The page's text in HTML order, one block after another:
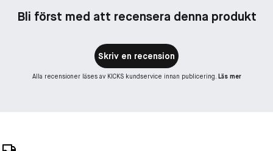
Bli först med att recensera denna produkt
Skriv en recension
Alla recensioner läses av KICKS kundservice innan publicering. Läs mer